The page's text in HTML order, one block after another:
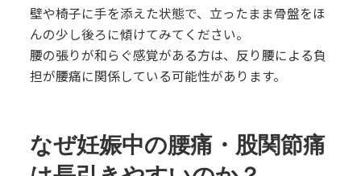
壁や椅子に手を添えた状態で、立ったまま骨盤をほ
んの少し後ろに傾けてみてください。
腰の張りが和らぐ感覚がある方は、反り腰による負
担が腰痛に関係している可能性があります。
なぜ妊娠中の腰痛・股関節痛